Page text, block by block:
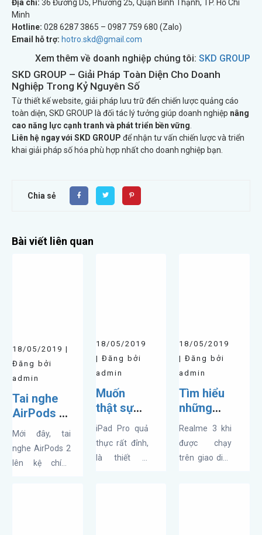
Địa chỉ: 36 Đường D5, Phường 25, Quận Bình Thạnh, TP. Hồ Chí
Minh
Hotline: 028 6287 3865 – 0987 759 680 (Zalo)
Email hỗ trợ: hotro.skd@gmail.com
Xem thêm về doanh nghiệp chúng tôi: SKD GROUP
SKD GROUP – Giải Pháp Toàn Diện Cho Doanh
Nghiệp Trong Kỷ Nguyên Số
Từ thiết kế website, giải pháp lưu trữ đến chiến lược quảng cáo
toàn diện, SKD GROUP là đối tác lý tưởng giúp doanh nghiệp nâng
cao năng lực cạnh tranh và phát triển bền vững
Liên hệ ngay với SKD GROUP để nhận tư vấn chiến lược và triển
khai giải pháp số hóa phù hợp nhất cho doanh nghiệp bạn.
Chia sẻ
Bài viết liên quan
18/05/2019 |
Đăng bởi
admin
Tai nghe
AirPods 2
lên kệ
chính thức
tại Viettel
Store với
Mới đây, tai
nghe AirPods 2
lên kệ chính
18/05/2019
| Đăng bởi
admin
Muốn
thật sự
“pro” thì
Apple cần
bổ sung
iPad Pro quả
thực rất đỉnh,
là thiết bị
18/05/2019
| Đăng bởi
admin
Tìm hiểu
những
tính năng
vô cùng
hay ho
của
Realme 3 khi
được chạy
trên giao diện